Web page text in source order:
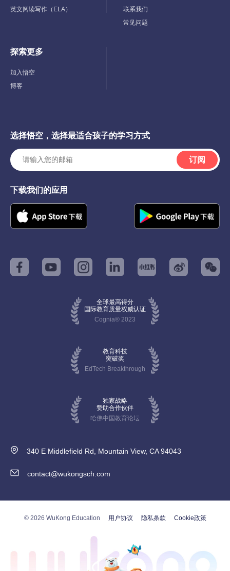
英文阅读写作（ELA）
联系我们
常见问题
探索更多
Toggle
Menu
加入悟空
博客
选择悟空，选择最适合孩子的学习方式
订阅
下载我们的应用
全球最高得分
国际教育质量权威认证
Cognia® 2023
教育科技
突破奖
EdTech Breakthrough
独家战略
赞助合作伙伴
哈佛中国教育论坛
340 E Middlefield Rd, Mountain View, CA 94043
contact@wukongsch.com
© 2026 WuKong Education 用户协议 隐私条款 Cookie政策